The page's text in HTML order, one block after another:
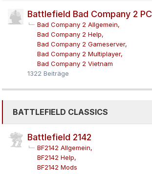
Battlefield Bad Company 2 PC
Bad Company 2 Allgemein
Bad Company 2 Help
Bad Company 2 Gameserver
Bad Company 2 Multiplayer
Bad Company 2 Vietnam
1322 Beiträge
BATTLEFIELD CLASSICS
Battlefield 2142
BF2142 Allgemein
BF2142 Help
BF2142 Mods